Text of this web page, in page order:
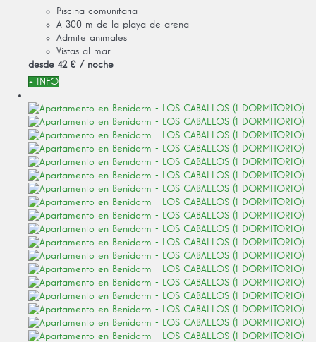
Piscina comunitaria
A 300 m de la playa de arena
Admite animales
Vistas al mar
desde 42 € / noche
+ INFO